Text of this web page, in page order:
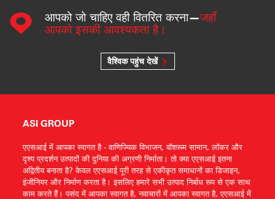
आपको जो चाहिए वही वितरित करना—जहाँ
आपको इसकी आवश्यकता है।
वैश्विक पहुंच देखें
ASI GROUP
एएसआई में आपका स्वागत है - वाणिज्यिक विभाजन, वॉशरूम सामान, लॉकर और
दृश्य प्रदर्शन उत्पादों की दुनिया की अग्रणी निर्माता। तो क्या एएसआई इतना
अद्वितीय बनाता है? केवल एएसआई पूरी तरह से एकीकृत समाधानों का डिजाइन,
इंजीनियर और निर्माण करता है। इसलिए हमारे सभी उत्पाद निर्बाध रूप से एक साथ
काम करते हैं। पसंद में आपका स्वागत है, नवाचारों में आपका स्वागत है, एएसआई में